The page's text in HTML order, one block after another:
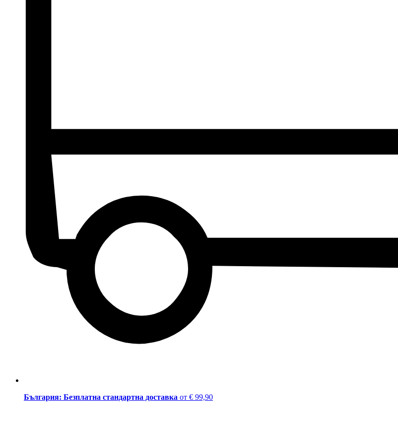
България: Безплатна стандартна доставка от € 99,90